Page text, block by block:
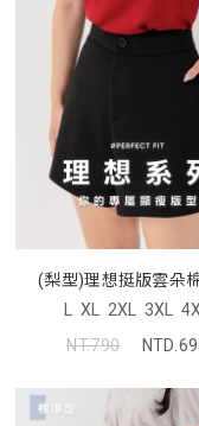
(梨型)理想挺版雲朵
L XL 2XL 3XL
NT.790